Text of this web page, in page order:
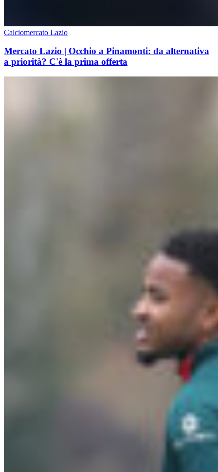
Calciomercato Lazio
Mercato Lazio | Occhio a Pinamonti: da alternativa
a priorità? C'è la prima offerta